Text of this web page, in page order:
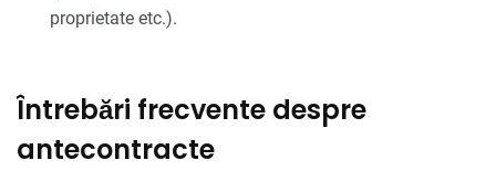
proprietate etc.).
Întrebări frecvente despre
antecontracte